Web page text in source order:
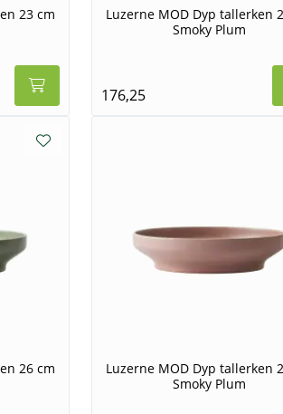
23 cm
Luzerne MOD Dyp tallerken
Smoky Plum
176,25
26 cm
Luzerne MOD Dyp tallerken
Smoky Plum